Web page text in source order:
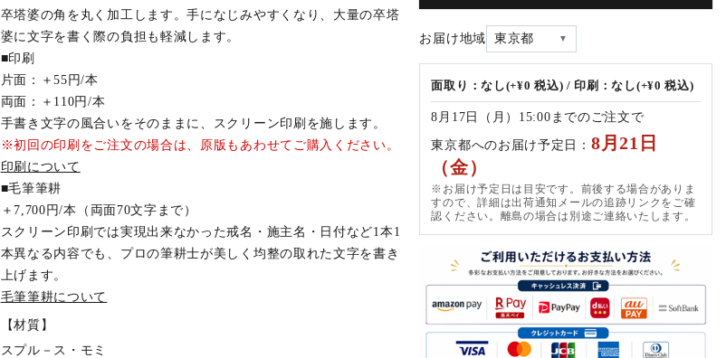
卒塔婆の角を丸く加工します。手になじみやすくなり、大量の卒塔
婆に文字を書く際の負担も軽減します。
■印刷
片面：＋55円/本
両面：＋110円/本
手書き文字の風合いをそのままに、スクリーン印刷を施します。
※初回の印刷をご注文の場合は、原版もあわせてご購入ください。
印刷について
■毛筆筆耕
＋7,700円/本（両面70文字まで）
スクリーン印刷では実現出来なかった戒名・施主名・日付など1本1
本異なる内容でも、プロの筆耕士が美しく均整の取れた文字を書き
上げます。
毛筆筆耕について
【材質】
スプル－ス・モミ
お届け地域 東京都
面取り：なし(+¥0 税込) / 印刷：なし(+¥0 税込)
8月17日（月）15:00までのご注文で
東京都へのお届け予定日： 8月21日
（金）
※お届け予定日は目安です。前後する場合がありま
すので、詳細は出荷通知メールの追跡リンクをご確
認ください。離島の場合は別途ご連絡いたします。